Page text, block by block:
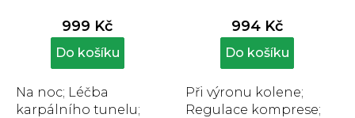
produktu
je
4,9
hvězdiček.
999 Kč
Do košíku
Na noc; Léčba
karpálního tunelu;
produktu
je
5,0
hvězdiček.
994 Kč
Do košíku
Při výronu kolene;
Regulace komprese;